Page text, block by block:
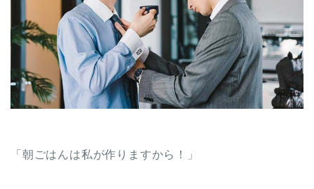
「朝ごはんは私が作りますから！」